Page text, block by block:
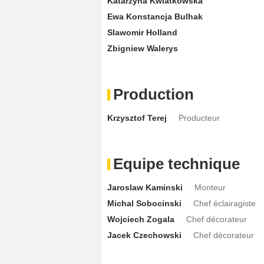
Ewa Konstancja Bulhak
Slawomir Holland
Zbigniew Walerys
Production
Krzysztof Terej Producteur
Equipe technique
Jaroslaw Kaminski
Monteur
Michal Sobocinski
Chef éclairagiste
Wojciech Zogala
Chef décorateur
Jacek Czechowski
Chef décorateur